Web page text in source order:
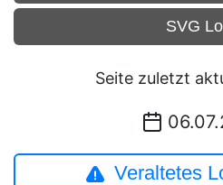
SVG
Seite zuletzt
Veraltetes